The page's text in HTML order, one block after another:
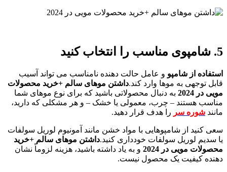
5. شامپوی مناسب را انتخاب کنید
استفاده از شامپو و عامل حالت دهنده نامناسب می تواند آسیب
قابل توجهی به موها وارد کند.داشتن موهای سالم +خرید محصولات
مویی در 2024
به دنبال محصولاتی باشید که برای نوع موهای شما
مناسب هستند – چرب، معمولی یا خشک – و هر مشکلی که دارید،
مانند شوره سر را هدف قرار دهید.
سعی کنید از شامپوهایی با مواد خشن مانند آمونیوم لوریل سولفات
یا سدیم لوریل سولفات خودداری کنید.داشتن موهای سالم +خرید
محصولات مویی در 2024
و به یاد داشته باشید، هزینه لزوماً نشان
دهنده کیفیت یک محصول نیست.